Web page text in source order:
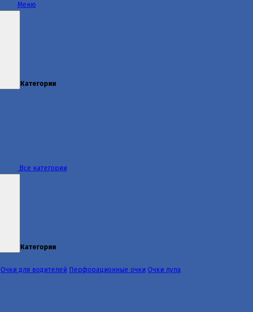
Меню
Категории
Все категории
Категории
Очки для водителей Перфорационные очки Очки лупа